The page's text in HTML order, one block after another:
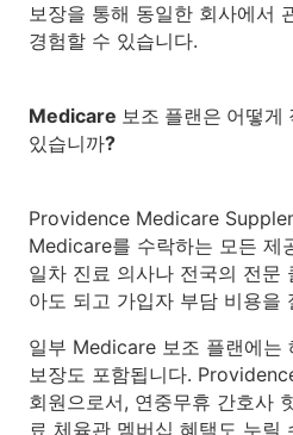
보장을 통해 동일한 회사에서
경험할 수 있습니다.
Medicare 보조 플랜은 어떻게
있습니까?
Providence Medicare
Medicare를 수락하는 모든 제
일차 진료 의사나 전국의 전문
아도 되고 가입자 부담 비용을
일부 Medicare 보조 플랜에는
보장도 포함됩니다.
회원으로서, 연중무휴 간호사
료 체육관 멤버십 혜택도 누릴